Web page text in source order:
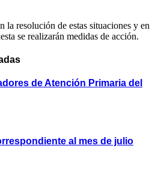
la resolución de estas situaciones y en
se realizarán medidas de acción.
de Atención Primaria del
al mes de julio